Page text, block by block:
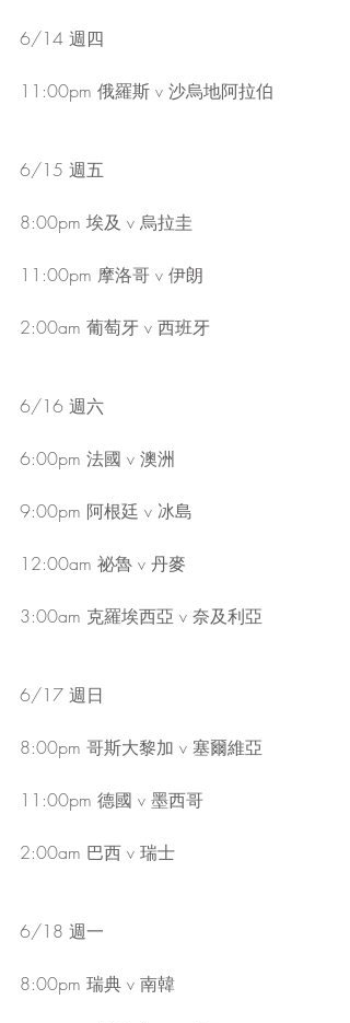
6/14 週四
11:00pm 俄羅斯 v 沙烏地阿拉伯
6/15 週五
8:00pm 埃及 v 烏拉圭
11:00pm 摩洛哥 v 伊朗
2:00am 葡萄牙 v 西班牙
6/16 週六
6:00pm 法國 v 澳洲
9:00pm 阿根廷 v 冰島
12:00am 祕魯 v 丹麥
3:00am 克羅埃西亞 v 奈及利亞
6/17 週日
8:00pm 哥斯大黎加 v 塞爾維亞
11:00pm 德國 v 墨西哥
2:00am 巴西 v 瑞士
6/18 週一
8:00pm 瑞典 v 南韓